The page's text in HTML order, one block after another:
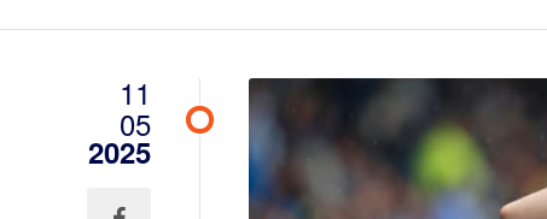
11
05
2025